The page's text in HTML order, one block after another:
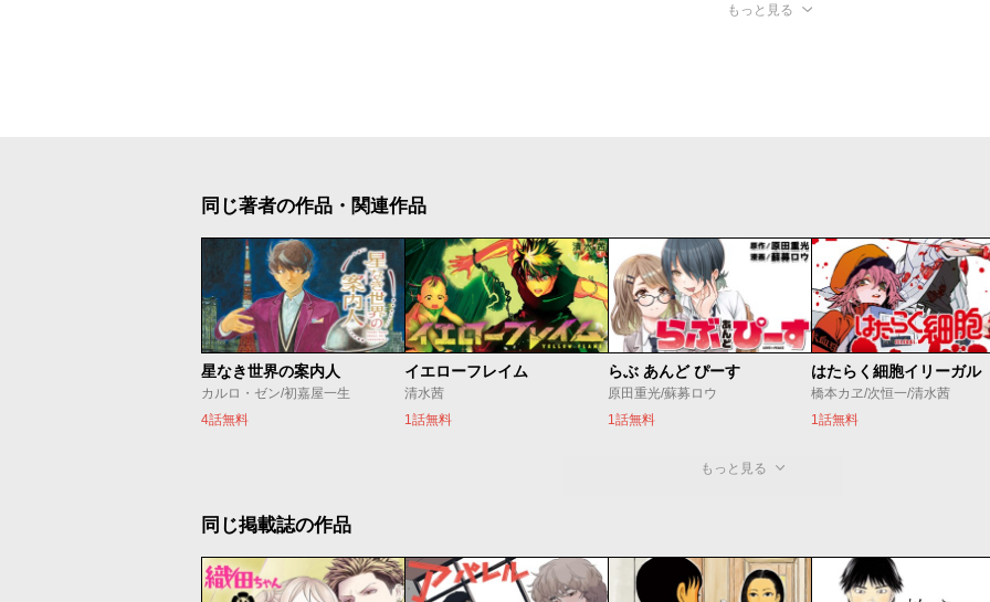
もっと見る
同じ著者の作品・関連作品
星なき世界の案内人
カルロ・ゼン/初嘉屋一生
4話無料
イエローフレイム
清水茜
1話無料
らぶ あんど ぴーす
原田重光/蘇募ロウ
1話無料
はたらく細胞イリーガル
橋本カヱ/次恒一/清水茜
1話無料
もっと見る
同じ掲載誌の作品